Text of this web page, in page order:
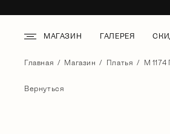
МАГАЗИН ГАЛЕРЕЯ
Главная Магазин Платья М
Вернуться